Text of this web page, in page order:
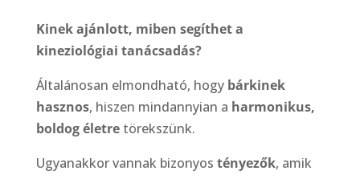
Kinek ajánlott, miben segíthet a
kineziológiai tanácsadás?
Általánosan elmondható, hogy bárkinek
hasznos, hiszen mindannyian a harmonikus,
boldog életre törekszünk.
Ugyanakkor vannak bizonyos tényezők, amik